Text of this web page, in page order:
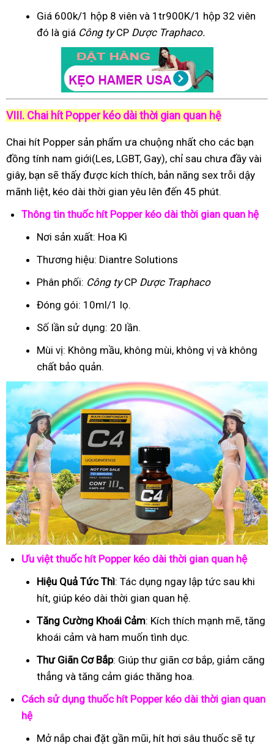
Giá 600k/1 hộp 8 viên và 1tr900K/1 hộp 32 viên
đó là giá Công tyCP Dược Traphaco.
VIII. Chai hít Popper kéo dài thời gian quan hệ
Chai hít Popper sản phẩm ưa chuộng nhất cho các bạn
đồng tính nam giới(Les, LGBT, Gay), chỉ sau chưa đầy vài
giây, bạn sẽ thấy được kích thích, bản năng sex trỗi dậy
mãnh liệt, kéo dài thời gian yêu lên đến 45 phút.
Thông tin thuốc hít Popper kéo dài thời gian quan hệ
Nơi sản xuất: Hoa Kì
Thương hiệu: Diantre Solutions
Phân phối: Công tyCP Dược Traphaco
Đóng gói: 10ml/1 lọ.
Số lần sử dụng: 20 lần.
Mùi vị: Không mầu, không mùi, không vị và không
chất bảo quản.
Ưu việt thuốc hít Popper kéo dài thời gian quan hệ
Hiệu Quả Tức Thì: Tác dụng ngay lập tức sau khi
hít, giúp kéo dài thời gian quan hệ.
Tăng Cường Khoái Cảm: Kích thích mạnh mẽ, tăng
khoái cảm và ham muốn tình dục.
Thư Giãn Cơ Bắp: Giúp thư giãn cơ bắp, giảm căng
thẳng và tăng cảm giác thăng hoa.
Cách sử dụng thuốc hít Popper kéo dài thời gian quan
hệ
Mở nắp chai đặt gần mũi, hít hơi sâu thuốc sẽ tự